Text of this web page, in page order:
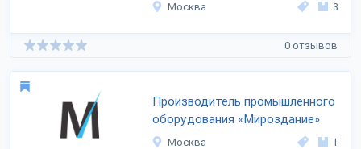
Москва 3
0 отзывов
Производитель промышленного
оборудования «Мироздание»
Москва 1